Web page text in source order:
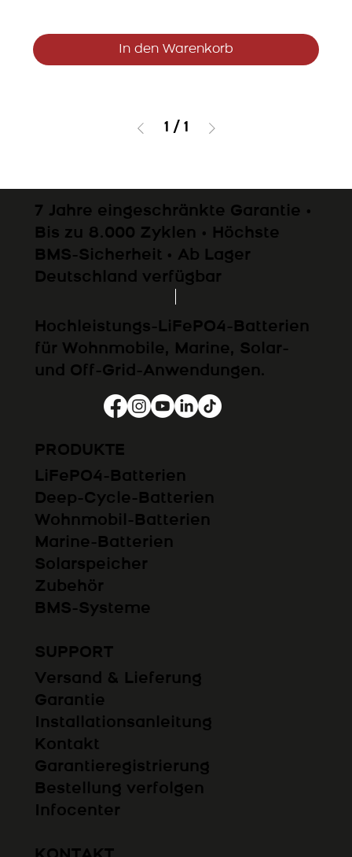
In den Warenkorb
1 / 1
PRODUKTE
LiFePO4-Batterien
Deep-Cycle-Batterien
Wohnmobil-Batterien
Marine-Batterien
Solarspeicher
Zubehör
BMS-Systeme
SUPPORT
Versand & Lieferung
Garantie
Installationsanleitung
Kontakt
Garantieregistrierung
Bestellung verfolgen
Infocenter
Hochleistungs-LiFePO4-Batterien
für Wohnmobile, Marine, Solar-
und Off-Grid-Anwendungen.
7 Jahre eingeschränkte Garantie •
Bis zu 8.000 Zyklen • Höchste
BMS-Sicherheit • Ab Lager
Deutschland verfügbar